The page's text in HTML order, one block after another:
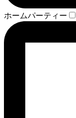
ホームパーティー